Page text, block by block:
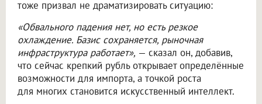
тоже призвал не драматизировать ситуацию:
«Обвального падения нет, но есть резкое
охлаждение. Базис сохраняется, рыночная
инфраструктура работает», — сказал он, добавив,
что сейчас крепкий рубль открывает определённые
возможности для импорта, а точкой роста
для многих становится искусственный интеллект.